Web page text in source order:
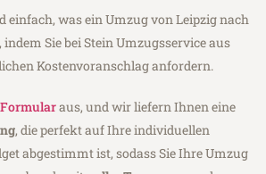
einfach, was ein Umzug von Leipzig nach
Sie bei Stein Umzugsservice aus
Kostenvoranschlag anfordern.
aus, und wir liefern Ihnen eine
, die perfekt auf Ihre individuellen
abgestimmt ist, sodass Sie Ihre Umzug